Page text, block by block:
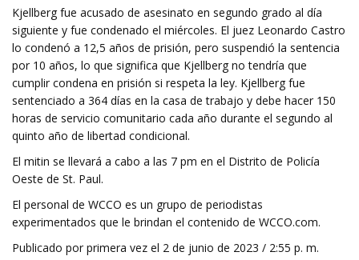
Kjellberg fue acusado de asesinato en segundo grado al día
siguiente y fue condenado el miércoles. El juez Leonardo Castro
lo condenó a 12,5 años de prisión, pero suspendió la sentencia
por 10 años, lo que significa que Kjellberg no tendría que
cumplir condena en prisión si respeta la ley. Kjellberg fue
sentenciado a 364 días en la casa de trabajo y debe hacer 150
horas de servicio comunitario cada año durante el segundo al
quinto año de libertad condicional.
El mitin se llevará a cabo a las 7 pm en el Distrito de Policía
Oeste de St. Paul.
El personal de WCCO es un grupo de periodistas
experimentados que le brindan el contenido de WCCO.com.
Publicado por primera vez el 2 de junio de 2023 / 2:55 p. m.